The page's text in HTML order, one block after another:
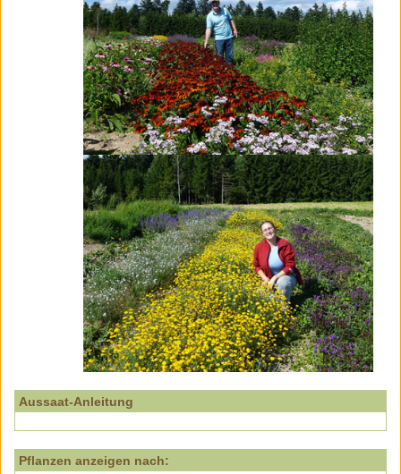
Aussaat-Anleitung
Pflanzen anzeigen nach: